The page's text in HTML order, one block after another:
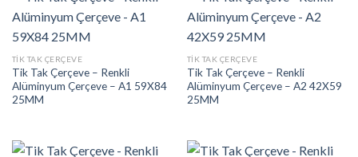
TIK TAK ÇERÇEVE
Tik Tak Çerçeve – Renkli
Alüminyum Çerçeve – A1 59X84
25MM
TIK TAK ÇERÇEVE
Tik Tak Çerçeve – Renkli
Alüminyum Çerçeve – A2 42X59
25MM